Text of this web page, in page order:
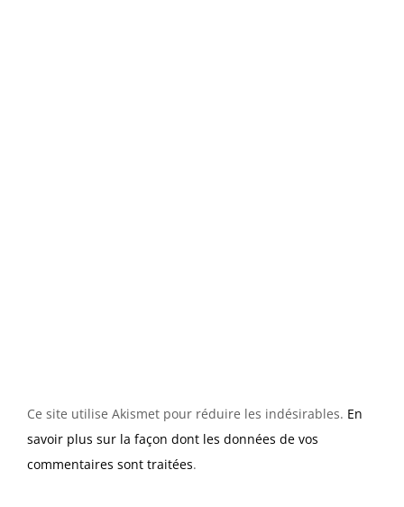
Ce site utilise Akismet pour réduire les indésirables. En
savoir plus sur la façon dont les données de vos
commentaires sont traitées.